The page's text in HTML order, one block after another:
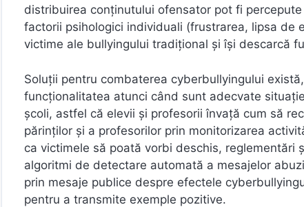
distribuirea conținutului ofensator pot fi
factorii psihologici individuali (frustrarea, lipsa de
victime ale bullyingului tradițional și își descarcă
Soluții pentru combaterea cyberbullyingului
funcționalitatea atunci când sunt adecvate
școli, astfel că elevii și profesorii învață cum să
părinților și a profesorilor prin monitorizarea
ca victimele să poată vorbi deschis, reglementări
algoritmi de detectare automată a mesajelor
prin mesaje publice despre efectele
pentru a transmite exemple pozitive.